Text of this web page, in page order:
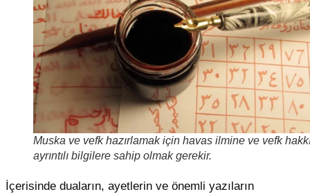
Muska ve vefk hazırlamak için havas ilmine ve vefk
ayrıntılı bilgilere sahip olmak gerekir.
İçerisinde duaların, ayetlerin ve önemli yazıların